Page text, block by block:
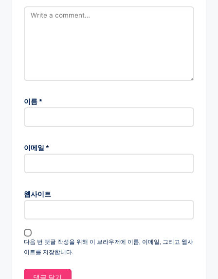
이름*
이메일 *
웹사이트
다음 번 댓글 작성을 위해 이 브라우저에 이름, 이메일, 그리고 웹사
이트를 저장합니다.